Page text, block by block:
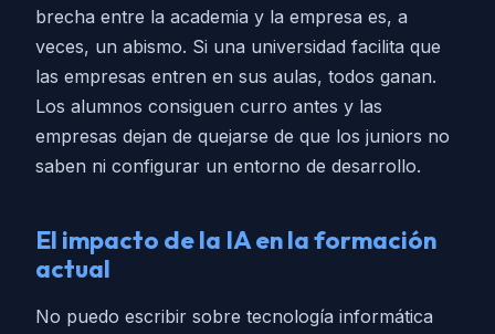
brecha entre la academia y la empresa es, a
veces, un abismo. Si una universidad facilita que
las empresas entren en sus aulas, todos ganan.
Los alumnos consiguen curro antes y las
empresas dejan de quejarse de que los juniors no
saben ni configurar un entorno de desarrollo.
El impacto de la IA en la formación
actual
No puedo escribir sobre tecnología informática